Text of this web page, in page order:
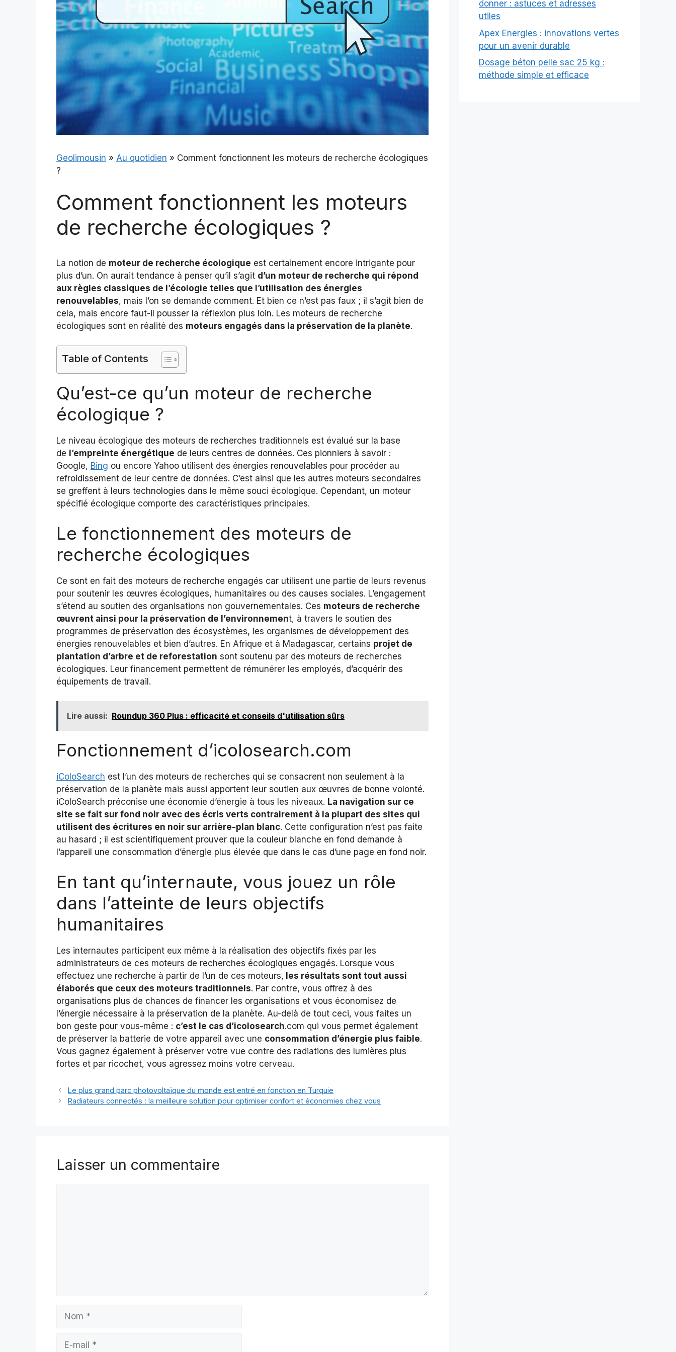
Geolimousin » Au quotidien » Comment fonctionnent les moteurs de recherche écologiques
?
Comment fonctionnent les moteurs
de recherche écologiques ?
La notion de moteur de recherche écologique est certainement encore intrigante pour
plus d’un. On aurait tendance à penser qu’il s’agit d’un moteur de recherche qui répond
aux règles classiques de l’écologie telles que l’utilisation des énergies
renouvelables, mais l’on se demande comment. Et bien ce n’est pas faux ; il s’agit bien de
cela, mais encore faut-il pousser la réflexion plus loin. Les moteurs de recherche
écologiques sont en réalité des moteurs engagés dans la préservation de la planète.
Table of Contents
Qu’est-ce qu’un moteur de recherche
écologique ?
Le niveau écologique des moteurs de recherches traditionnels est évalué sur la base
de l’empreinte énergétique de leurs centres de données. Ces pionniers à savoir :
Google, Bing ou encore Yahoo utilisent des énergies renouvelables pour procéder au
refroidissement de leur centre de données. C’est ainsi que les autres moteurs secondaires
se greffent à leurs technologies dans le même souci écologique. Cependant, un moteur
spécifié écologique comporte des caractéristiques principales.
Le fonctionnement des moteurs de
recherche écologiques
Ce sont en fait des moteurs de recherche engagés car utilisent une partie de leurs revenus
pour soutenir les œuvres écologiques, humanitaires ou des causes sociales. L’engagement
s’étend au soutien des organisations non gouvernementales. Ces moteurs de recherche
œuvrent ainsi pour la préservation de l’environnement, à travers le soutien des
programmes de préservation des écosystèmes, les organismes de développement des
énergies renouvelables et bien d’autres. En Afrique et à Madagascar, certains projet de
plantation d’arbre et de reforestation sont soutenu par des moteurs de recherches
écologiques. Leur financement permettent de rémunérer les employés, d’acquérir des
équipements de travail.
Lire aussi: Roundup 360 Plus : efficacité et conseils d'utilisation sûrs
Fonctionnement d’icolosearch.com
iColoSearch est l’un des moteurs de recherches qui se consacrent non seulement à la
préservation de la planète mais aussi apportent leur soutien aux œuvres de bonne volonté.
iColoSearch préconise une économie d’énergie à tous les niveaux. La navigation sur ce
site se fait sur fond noir avec des écris verts contrairement à la plupart des sites qui
utilisent des écritures en noir sur arrière-plan blanc. Cette configuration n’est pas faite
au hasard ; il est scientifiquement prouver que la couleur blanche en fond demande à
l’appareil une consommation d’énergie plus élevée que dans le cas d’une page en fond noir.
En tant qu’internaute, vous jouez un rôle
dans l’atteinte de leurs objectifs
humanitaires
Les internautes participent eux même à la réalisation des objectifs fixés par les
administrateurs de ces moteurs de recherches écologiques engagés. Lorsque vous
effectuez une recherche à partir de l’un de ces moteurs, les résultats sont tout aussi
élaborés que ceux des moteurs traditionnels. Par contre, vous offrez à des
organisations plus de chances de financer les organisations et vous économisez de
l’énergie nécessaire à la préservation de la planète. Au-delà de tout ceci, vous faites un
bon geste pour vous-même : c’est le cas d’icolosearch.com qui vous permet également
de préserver la batterie de votre appareil avec une consommation d’énergie plus faible.
Vous gagnez également à préserver votre vue contre des radiations des lumières plus
fortes et par ricochet, vous agressez moins votre cerveau.
Le plus grand parc photovoltaïque du monde est entré en fonction en Turquie
Radiateurs connectés : la meilleure solution pour optimiser confort et économies chez vous
Laisser un commentaire
Nom
donner : astuces et adresses
utiles
Apex Energies : innovations vertes
pour un avenir durable
Dosage béton pelle sac 25 kg :
méthode simple et efficace